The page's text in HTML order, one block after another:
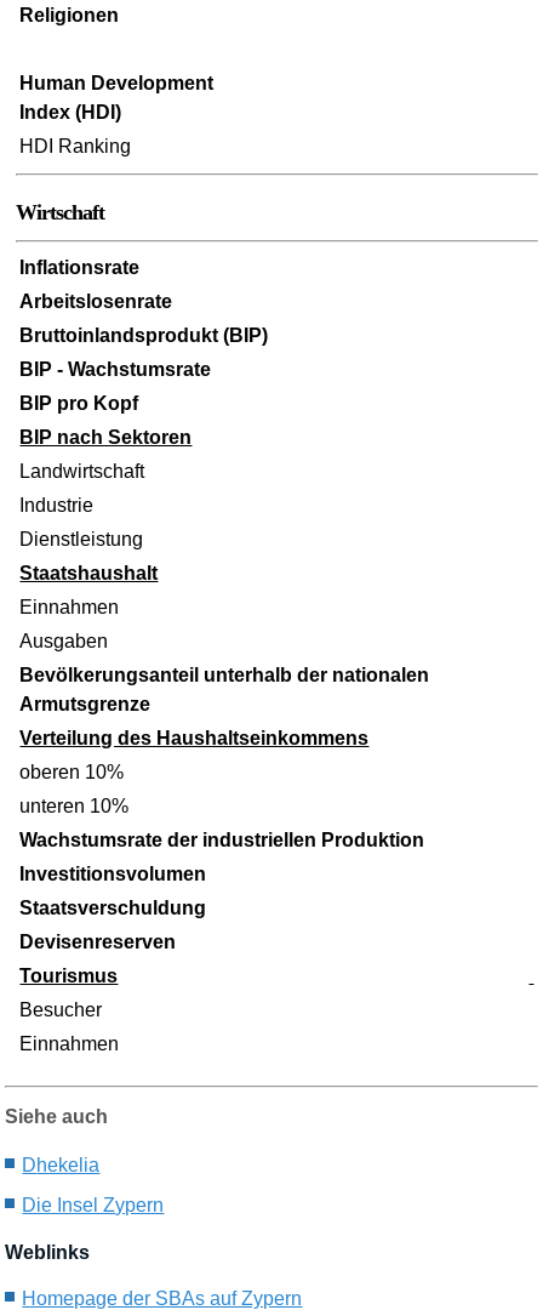
Religionen
Human Development
Index (HDI)
HDI Ranking
Wirtschaft
Inflationsrate
Arbeitslosenrate
Bruttoinlandsprodukt (BIP)
BIP - Wachstumsrate
BIP pro Kopf
BIP nach Sektoren
Landwirtschaft
Industrie
Dienstleistung
Staatshaushalt
Einnahmen
Ausgaben
Bevölkerungsanteil unterhalb der nationalen
Armutsgrenze
Verteilung des Haushaltseinkommens
oberen 10%
unteren 10%
Wachstumsrate der industriellen Produktion
Investitionsvolumen
Staatsverschuldung
Devisenreserven
Tourismus
Besucher
Einnahmen
Siehe auch
Dhekelia
Die Insel Zypern
Weblinks
Homepage der SBAs auf Zypern